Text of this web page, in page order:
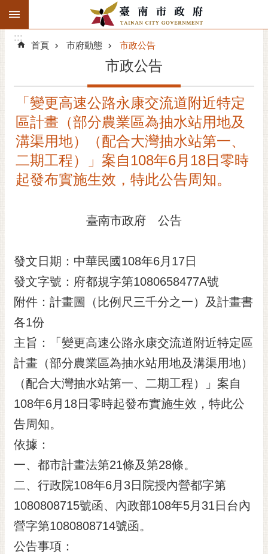
跳到主要內容區塊
搜
階
精彩府城
市府動態
市府團隊
黃
偉
哲
螢
光
花
桐
祭
導
訂
閱
RSS
:::
:::
首頁 市府動態 市政公告
市政公告
「變更高速公路永康交流道附近特定
區計畫（部分農業區為抽水站用地及
溝渠用地）（配合大灣抽水站第一、
二期工程）」案自108年6月18日零時
起發布實施生效，特此公告周知。
臺南市政府 公告
發文日期：中華民國108年6月17日
發文字號：府都規字第1080658477A號
附件：計畫圖（比例尺三千分之一）及計畫書
各1份
主旨：「變更高速公路永康交流道附近特定區
計畫（部分農業區為抽水站用地及溝渠用地）
（配合大灣抽水站第一、二期工程）」案自
108年6月18日零時起發布實施生效，特此公
告周知。
依據：
一、都市計畫法第21條及第28條。
二、行政院108年6月3日院授內營都字第
1080808715號函、內政部108年5月31日台內
營字第1080808714號函。
公告事項：